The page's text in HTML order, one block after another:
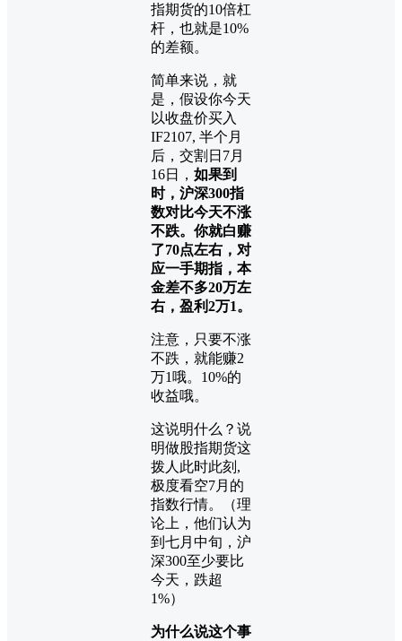
指期货的10倍杠
杆，也就是10%
的差额。
简单来说，就
是，假设你今天
以收盘价买入
IF2107, 半个月
后，交割日7月
16日， 如果到
时，沪深300指
数对比今天不涨
不跌。你就白赚
了70点左右，对
应一手期指，本
金差不多20万左
右，盈利2万1。
注意，只要不涨
不跌，就能赚2
万1哦。10%的
收益哦。
这说明什么？说
明做股指期货这
拨人此时此刻,
极度看空7月的
指数行情。（理
论上，他们认为
到七月中旬，沪
深300至少要比
今天，跌超
1%）
为什么说这个事